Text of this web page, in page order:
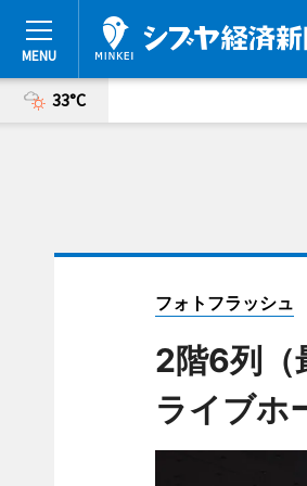
33°C
フォトフラッシュ
2階6列（
ライブホ